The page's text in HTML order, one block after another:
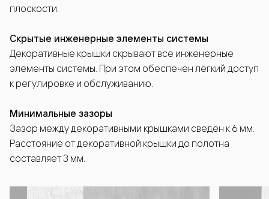
плоскости.
Скрытые инженерные элементы системы
Декоративные крышки скрывают все инженерные
элементы системы. При этом обеспечен лёгкий доступ
к регулировке и обслуживанию.
Минимальные зазоры
Зазор между декоративными крышками сведён к 6 мм.
Расстояние от декоративной крышки до полотна
составляет 3 мм.